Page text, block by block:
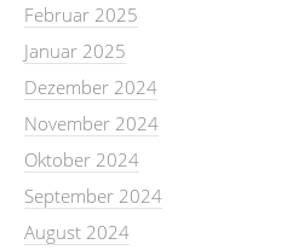
Februar 2025
Januar 2025
Dezember 2024
November 2024
Oktober 2024
September 2024
August 2024